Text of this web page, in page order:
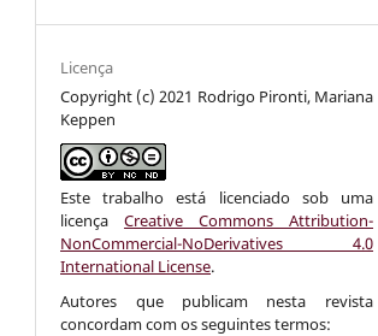
Licença
Copyright (c) 2021 Rodrigo Pironti, Mariana
Keppen
Este trabalho está licenciado sob uma
licençaCreative Commons Attribution-
NonCommercial-NoDerivatives 4.0
International License.
Autores que publicam nesta revista
concordam com os seguintes termos: